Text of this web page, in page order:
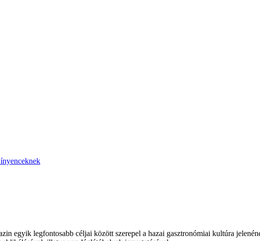
egyik legfontosabb céljai között szerepel a hazai gasztronómiai kultúra